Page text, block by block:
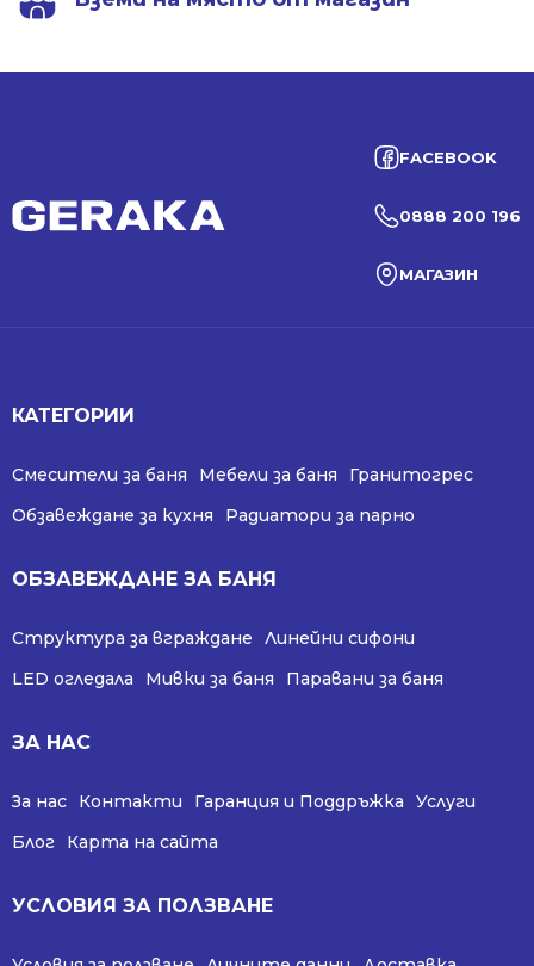
FACEBOOK
0888 200 196
МАГАЗИН
КАТЕГОРИИ
Смесители за баня Мебели за баня
Гранитогрес
Обзавеждане за кухня
Радиатори за парно
ОБЗАВЕЖДАНЕ ЗА БАНЯ
Структура за вграждане
Линейни сифони
LED огледала
Мивки за баня Паравани за баня
ЗА НАС
За нас Контакти Гаранция и Поддръжка
Услуги
Блог
Карта на сайта
УСЛОВИЯ ЗА ПОЛЗВАНЕ